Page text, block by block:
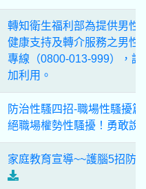
轉知衛生福利部為提供男性
健康支持及轉介服務之男性
專線（0800-013-999），請
加利用。
防治性騷四招-職場性騷擾篇
絕職場權勢性騷擾！勇敢說
家庭教育宣導~~護腦5招防